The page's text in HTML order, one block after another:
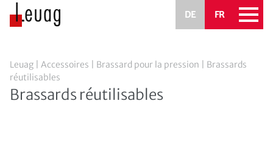
DE FR
Leuag Accessoires Brassard pour la pression
Brassards
réutilisables
Brassards réutilisables